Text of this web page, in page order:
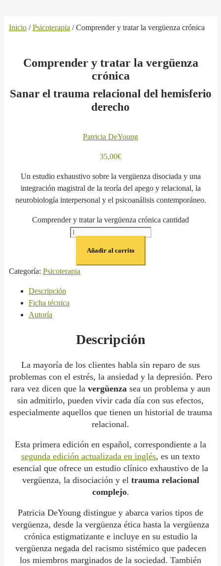
Inicio /Psicoterapia / Comprender y tratar la vergüenza crónica
Comprender y tratar la vergüenza
crónica
Sanar el trauma relacional del hemisferio
derecho
Patricia DeYoung
35,00€
Un estudio exhaustivo sobre la vergüenza disociada y una
integración magistral de la teoría del apego y relacional, la
neurobiología interpersonal y el psicoanálisis contemporáneo.
Comprender y tratar la vergüenza crónica cantidad
Añadir al carrito
Categoría: Psicoterapia
Descripción
Ficha técnica
Autoría
Descripción
La mayoría de los clientes habla sin reparo de sus
problemas con el estrés, la ansiedad y la depresión. Pero
rara vez dicen que la vergüenza sea un problema y aun
sin admitirlo, pueden vivir cada día con sus efectos,
especialmente aquellos que tienen un historial de trauma
relacional.
Esta primera edición en español, correspondiente a la
segunda edición actualizada en inglés, es un texto
esencial que ofrece un estudio clínico exhaustivo de la
vergüenza, la disociación y eltrauma relacional
complejo.
Patricia DeYoung distingue y abarca varios tipos de
vergüenza, desde la vergüenza ética hasta la vergüenza
crónica estigmatizante e incluye en su estudio la
vergüenza negada del racismo sistémico que padecen
los miembros marginados de la sociedad. También